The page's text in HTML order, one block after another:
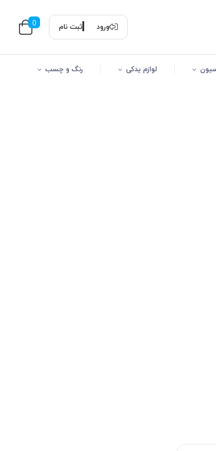
ورود ثبت نام 0
لوازم یدکی رنگ و چسب